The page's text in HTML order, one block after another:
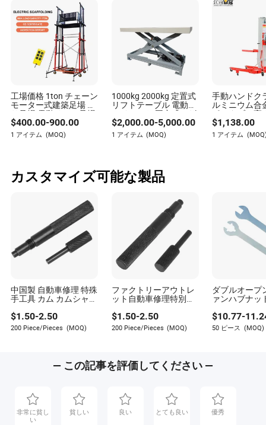
潜在的な曲でさえ、すべての人に浸透するのに苦労しま
す。
そしてTikTokがあります。時にはバイラルヒットの金鉱
ですが、チャートトップの「夏の歌」を生み出す保証は
ありません。トラックが何百万ものビデオを引き起こす
こともあります（最近の例としてPinkPantheressの
「Illegal」）。しかし、そのバイラリティが必ずしも持続
的なチャート支配につながるわけではありません。実
際、TikTokで世界的に有名な曲が、ストリーミングのリ
ーダーボードではほとんど見えないこともあります。
集まった場所では、今ではパーティーホストが数十年と
ジャンルを組み合わせた「夏の雰囲気」ミックスを循環
り、リスニングが断片化します。
一般的に、デジタルプラットフォームが各リスナーにパ
ーソナライズされたサウンドトラックを提供するにつれ
て、1つのシングル曲がすべての人を団結させる可能性は
低くなります。発見はこれまで以上に広がっています
が、皮肉なことに、それは単一の夏のヒットの時代が終
わりつつあることを意味します。人々はもはや同じチャ
ンネルに依存しておらず、普遍的なゲートキーパーがい
ないため、「どこにでもいる」感覚を再現するのは難し
いです。
ます。しかし、自然発生的な団結、曲が日常生活を突き
しいです。
工場価格 1ton チェーン
モーター式建築足場 吊
り足場 電動リフト足場
ワイヤレスリモコン付
き
$400.00-900.00
1 アイテム (MOQ)
1000kg 2000kg 定置式
リフトテーブル 電動ス
カイラフト 固定式シザ
ーリフティングプラッ
トフォーム 電動油圧リ
フトテーブル
$2,000.00-5,000.00
1 アイテム (MOQ)
手動ハンドク
ルミニウム合
ポータブル
能なリフティ
ットフォーム
$1,138.00
1 アイテム
カスタマイズ可能な製品
中国製 自動車修理 特殊
手工具 カム カムシャフ
ッキングピン タイミン
グツール ランドローバ
ー ディフェンダー ディ
$1.50-2.50
200 Piece/Pieces (MOQ)
ファクトリーアウトレ
ット自動車修理特別ハ
ャフトクランクシャフ
トロッキングピンタイ
ミングツールランドロ
II用
$1.50-2.50
200 Piece/Pieces (MOQ)
ダブルオープ
ァンハブナッ
レンジローバ
ツ Tdv6 ディ
ー 3
$10.77-
50 ピース (MOQ)
— この記事を評価してください —
非常に貧し
い
貧しい 良い とても良い 優秀